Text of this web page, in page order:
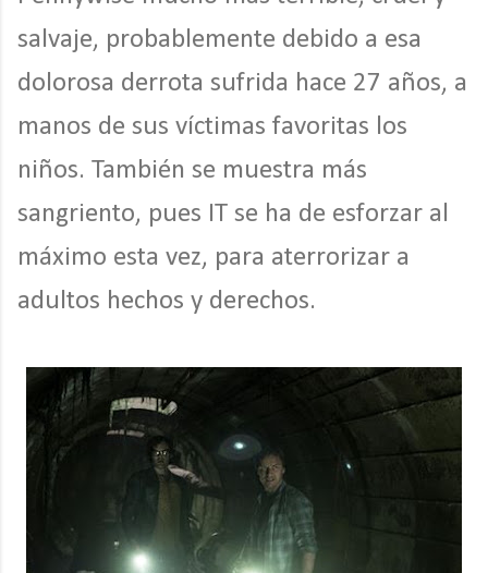
salvaje, probablemente debido a esa
dolorosa derrota sufrida hace 27 años, a
manos de sus víctimas favoritas los
niños. También se muestra más
sangriento, pues IT se ha de esforzar al
máximo esta vez, para aterrorizar a
adultos hechos y derechos.